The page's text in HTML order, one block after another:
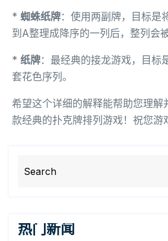
* 蜘蛛纸牌：使用两副牌，目标是
到A整理成降序的一列后，整列会
* 纸牌：最经典的接龙游戏，目标
套花色序列。
希望这个详细的解释能帮助您理解
款经典的扑克牌排列游戏！祝您游
热门新闻